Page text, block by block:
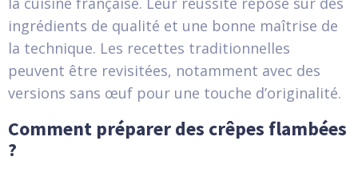
ingrédients de qualité et une bonne maîtrise de
la technique. Les recettes traditionnelles
peuvent être revisitées, notamment avec des
versions sans œuf pour une touche d’originalité.
Comment préparer des crêpes flambées
?